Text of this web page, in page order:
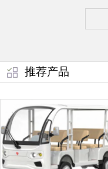
推荐产品